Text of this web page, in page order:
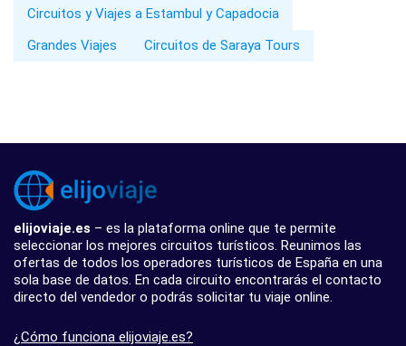
Circuitos y Viajes a Estambul y Capadocia
Grandes Viajes
Circuitos de Saraya Tours
elijoviaje.es – es la plataforma online que te permite
seleccionar los mejores circuitos turísticos. Reunimos las
ofertas de todos los operadores turísticos de España en una
sola base de datos. En cada circuito encontrarás el contacto
directo del vendedor o podrás solicitar tu viaje online.
¿Cómo funciona elijoviaje.es?